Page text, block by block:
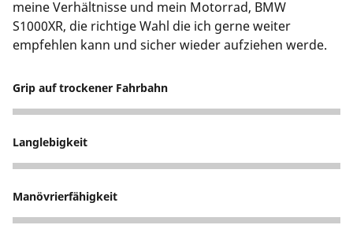
meine Verhältnisse und mein Motorrad, BMW
S1000XR, die richtige Wahl die ich gerne weiter
empfehlen kann und sicher wieder aufziehen werde.
Grip auf trockener Fahrbahn
5
Langlebigkeit
4
Manövrierfähigkeit
5